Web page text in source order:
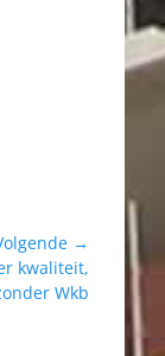
→
kwaliteit,
Wkb